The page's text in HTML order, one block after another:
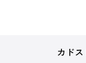
カド